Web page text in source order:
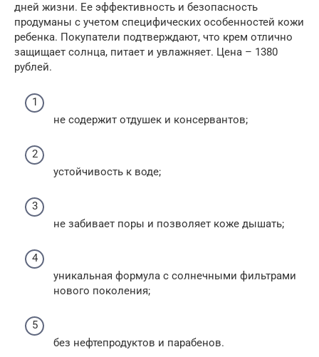
дней жизни. Ее эффективность и безопасность
продуманы с учетом специфических особенностей кожи
ребенка. Покупатели подтверждают, что крем отлично
защищает солнца, питает и увлажняет. Цена – 1380
рублей.
не содержит отдушек и консервантов;
устойчивость к воде;
не забивает поры и позволяет коже дышать;
уникальная формула с солнечными фильтрами
нового поколения;
без нефтепродуктов и парабенов.